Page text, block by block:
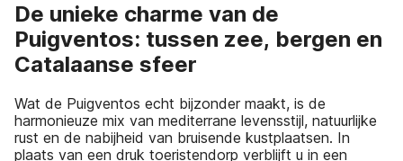
De unieke charme van de
Puigventos: tussen zee, bergen en
Catalaanse sfeer
Wat de Puigventos echt bijzonder maakt, is de
harmonieuze mix van mediterrane levensstijl, natuurlijke
rust en de nabijheid van bruisende kustplaatsen. In
plaats van een druk toeristendorp verblijft u in een